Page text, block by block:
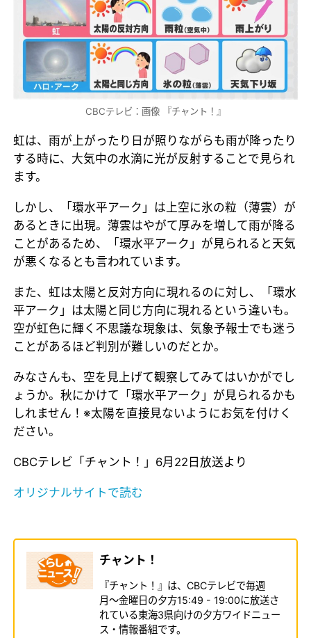
CBCテレビ：画像 『チャント！』
虹は、雨が上がったり日が照りながらも雨が降ったり
する時に、大気中の水滴に光が反射することで見られ
ます。
しかし、「環水平アーク」は上空に氷の粒（薄雲）が
あるときに出現。薄雲はやがて厚みを増して雨が降る
ことがあるため、「環水平アーク」が見られると天気
が悪くなるとも言われています。
また、虹は太陽と反対方向に現れるのに対し、「環水
平アーク」は太陽と同じ方向に現れるという違いも。
空が虹色に輝く不思議な現象は、気象予報士でも迷う
ことがあるほど判別が難しいのだとか。
みなさんも、空を見上げて観察してみてはいかがでし
ょうか。秋にかけて「環水平アーク」が見られるかも
しれません！※太陽を直接見ないようにお気を付けく
ださい。
CBCテレビ「チャント！」6月22日放送より
オリジナルサイトで読む
チャント！
『チャント！』は、CBCテレビで毎週
月〜金曜日の夕方15:49 - 19:00に放送さ
れている東海3県向けの夕方ワイドニュー
ス・情報番組です。